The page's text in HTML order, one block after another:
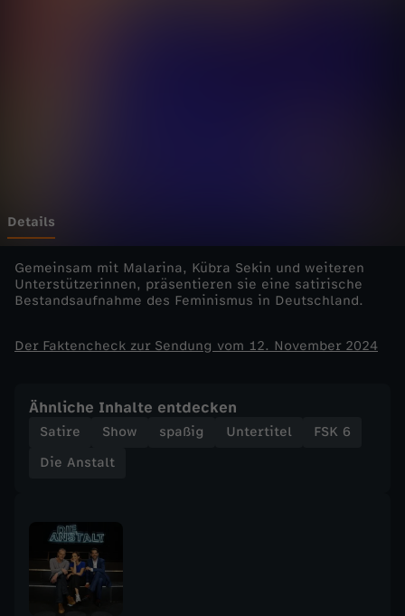
r
e
u
n
d
e
e
s
Details
Gemeinsam mit Malarina, Kübra Sekin und weiteren
Unterstützerinnen, präsentieren sie eine satirische
Bestandsaufnahme des Feminismus in Deutschland.
Der Faktencheck zur Sendung vom 12. November 2024
Ähnliche Inhalte entdecken
Satire Show spaßig Untertitel
FSK 6
Die Anstalt